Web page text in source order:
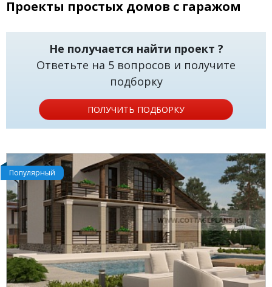
Проекты простых домов с гаражом
Не получается найти проект ?
Ответьте на 5 вопросов и получите
подборку
ПОЛУЧИТЬ ПОДБОРКУ
Популярный